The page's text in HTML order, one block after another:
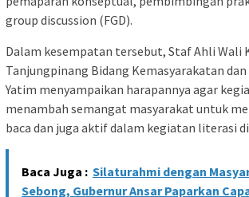
group discussion (FGD).
Dalam kesempatan tersebut, Staf Ahli Wali
Tanjungpinang Bidang Kemasyarakatan dan
Yatim menyampaikan harapannya agar
menambah semangat masyarakat untuk
baca dan juga aktif dalam kegiatan literasi
Baca Juga : Silaturahmi dengan
Sebong, Gubernur Ansar Paparkan